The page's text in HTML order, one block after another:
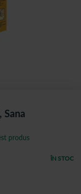
ÎN STOC
produs